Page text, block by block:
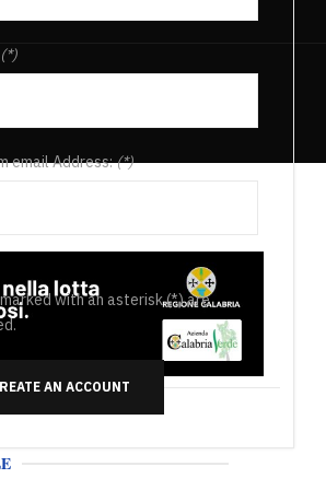
(*)
email Address:(*)
with an asterisk (*) are
AN ACCOUNT